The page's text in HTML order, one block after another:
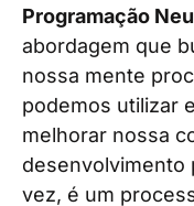
Programação
abordagem que
nossa mente
podemos utilizar
melhorar nossa
desenvolvimento
vez, é um